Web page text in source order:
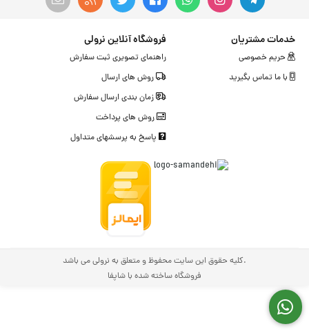
خدمات مشتریان
حریم خصوصی
با ما تماس بگیرید
فروشگاه آنلاین نرولی
راهنمای تصویری ثبت سفارش
روش های ارسال
زمان بندی ارسال سفارش
روش های پرداخت
پاسخ به پرسشهای متداول
.کلیه حقوق این سایت محفوظ و متعلق به نرولی می باشد
فروشگاه ساخته شده با شاپفا